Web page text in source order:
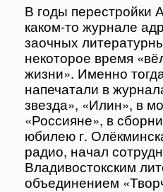
В годы перестройки
каком-то журнале
заочных
некоторое время
жизни». Именно
напечатали в
звезда», «Илин», в
«Россияне», в
юбилею г.
радио, начал
Владивостокским
объединением